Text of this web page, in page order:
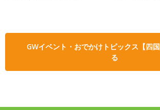
GWイベント・おでかけトピックス【四
る